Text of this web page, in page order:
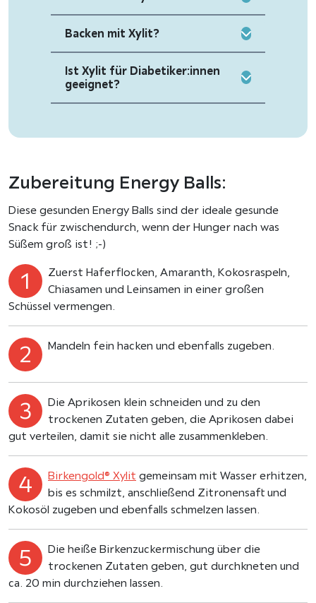
Backen mit Xylit?
Ist Xylit für Diabetiker:innen
geeignet?
Zubereitung Energy Balls:
Diese gesunden Energy Balls sind der ideale gesunde
Snack für zwischendurch, wenn der Hunger nach was
Süßem groß ist! ;-)
Zuerst Haferflocken, Amaranth, Kokosraspeln,
Chiasamen und Leinsamen in einer großen
Schüssel vermengen.
Mandeln fein hacken und ebenfalls zugeben.
Die Aprikosen klein schneiden und zu den
trockenen Zutaten geben, die Aprikosen dabei
gut verteilen, damit sie nicht alle zusammenkleben.
Birkengold® Xylit gemeinsam mit Wasser erhitzen,
bis es schmilzt, anschließend Zitronensaft und
Kokosöl zugeben und ebenfalls schmelzen lassen.
Die heiße Birkenzuckermischung über die
trockenen Zutaten geben, gut durchkneten und
ca. 20 min durchziehen lassen.